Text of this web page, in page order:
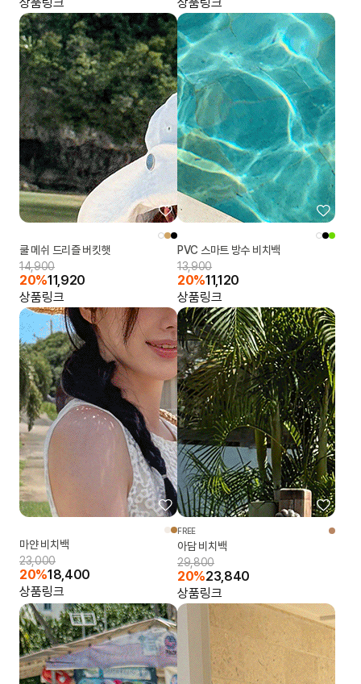
쿨 메쉬 드리즐 버킷햇
14,900
20%11,920
상품링크
PVC 스마트 방수 비치백
13,900
20%11,120
상품링크
마얀 비치백
23,000
20%18,400
상품링크
FREE
아담 비치백
29,800
20%23,840
상품링크